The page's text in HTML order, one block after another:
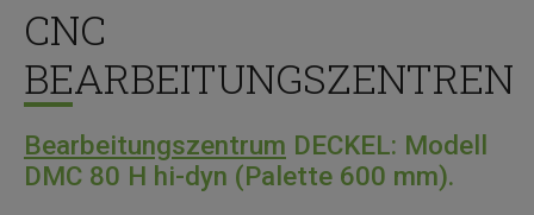
CNC
BEARBEITUNGSZENTREN
Bearbeitungszentrum DECKEL: Modell
DMC 80 H hi-dyn (Palette 600 mm).